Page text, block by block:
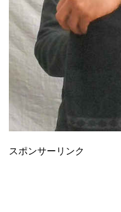
スポンサーリンク